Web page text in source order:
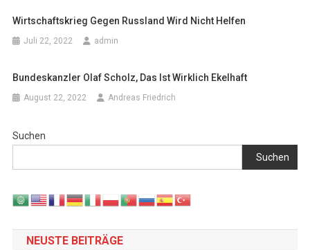
Wirtschaftskrieg Gegen Russland Wird Nicht Helfen
Juli 22, 2022 admin
Bundeskanzler Olaf Scholz, Das Ist Wirklich Ekelhaft
August 22, 2022 Andreas Friedrich
Suchen
Suchen
NEUSTE BEITRÄGE